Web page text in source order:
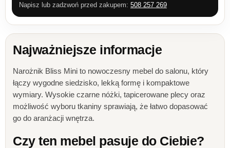
Napisz lub zadzwoń przed zakupem: 508 257 269
Najważniejsze informacje
Narożnik Bliss Mini to nowoczesny mebel do salonu, który
łączy wygodne siedzisko, lekką formę i kompaktowe
wymiary. Wysokie czarne nóżki, tapicerowane plecy oraz
możliwość wyboru tkaniny sprawiają, że łatwo dopasować
go do aranżacji wnętrza.
Czy ten mebel pasuje do Ciebie?